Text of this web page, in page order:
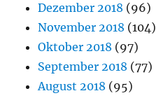
Dezember 2018 (96)
November 2018 (104)
Oktober 2018 (97)
September 2018 (77)
August 2018 (95)